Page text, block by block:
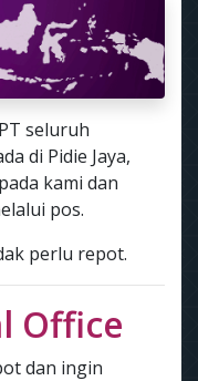
seluruh
di Pidie Jaya,
kami dan
pos.
perlu repot.
Office
dan ingin